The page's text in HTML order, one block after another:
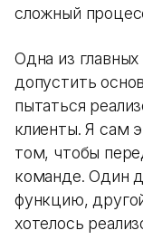
сложный
Одна из
допустить
пытаться
клиенты. Я сам
том, чтобы
команде. Один
функцию,
хотелось